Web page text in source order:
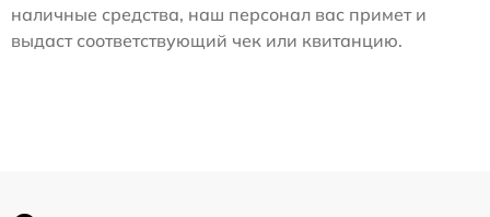
наличные средства, наш персонал вас примет и
выдаст соответствующий чек или квитанцию.